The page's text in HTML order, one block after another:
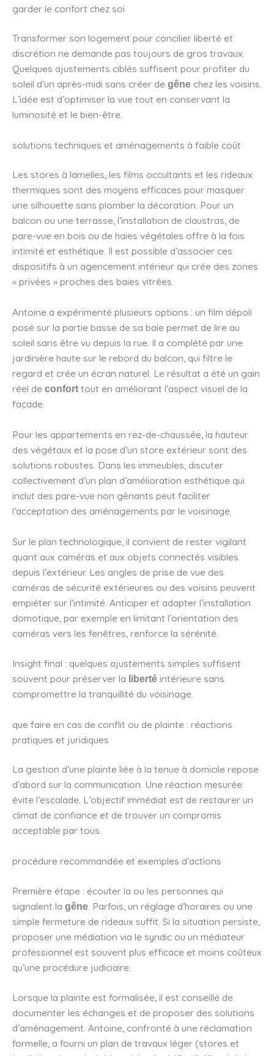
garder le confort chez soi
Transformer son logement pour concilier liberté et
discrétion ne demande pas toujours de gros travaux.
Quelques ajustements ciblés suffisent pour profiter du
soleil d’un après-midi sans créer de gêne chez les voisins.
L’idée est d’optimiser la vue tout en conservant la
luminosité et le bien-être.
solutions techniques et aménagements à faible coût
Les stores à lamelles, les films occultants et les rideaux
thermiques sont des moyens efficaces pour masquer
une silhouette sans plomber la décoration. Pour un
balcon ou une terrasse, l’installation de claustras, de
pare-vue en bois ou de haies végétales offre à la fois
intimité et esthétique. Il est possible d’associer ces
dispositifs à un agencement intérieur qui crée des zones
« privées » proches des baies vitrées.
Antoine a expérimenté plusieurs options : un film dépoli
posé sur la partie basse de sa baie permet de lire au
soleil sans être vu depuis la rue. Il a complété par une
jardinière haute sur le rebord du balcon, qui filtre le
regard et crée un écran naturel. Le résultat a été un gain
réel de confort tout en améliorant l’aspect visuel de la
façade.
Pour les appartements en rez-de-chaussée, la hauteur
des végétaux et la pose d’un store extérieur sont des
solutions robustes. Dans les immeubles, discuter
collectivement d’un plan d’amélioration esthétique qui
inclut des pare-vue non gênants peut faciliter
l’acceptation des aménagements par le voisinage.
Sur le plan technologique, il convient de rester vigilant
quant aux caméras et aux objets connectés visibles
depuis l’extérieur. Les angles de prise de vue des
caméras de sécurité extérieures ou des voisins peuvent
empiéter sur l’intimité. Anticiper et adapter l’installation
domotique, par exemple en limitant l’orientation des
caméras vers les fenêtres, renforce la sérénité.
Insight final : quelques ajustements simples suffisent
souvent pour préserver la liberté intérieure sans
compromettre la tranquillité du voisinage.
que faire en cas de conflit ou de plainte : réactions
pratiques et juridiques
La gestion d’une plainte liée à la tenue à domicile repose
d’abord sur la communication. Une réaction mesurée
évite l’escalade. L’objectif immédiat est de restaurer un
climat de confiance et de trouver un compromis
acceptable par tous.
procédure recommandée et exemples d’actions
Première étape : écouter la ou les personnes qui
signalent la gêne . Parfois, un réglage d’horaires ou une
simple fermeture de rideaux suffit. Si la situation persiste,
proposer une médiation via le syndic ou un médiateur
professionnel est souvent plus efficace et moins coûteux
qu’une procédure judiciaire.
Lorsque la plainte est formalisée, il est conseillé de
documenter les échanges et de proposer des solutions
d’aménagement. Antoine, confronté à une réclamation
formelle, a fourni un plan de travaux léger (stores et